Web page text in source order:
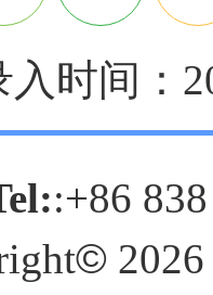
时间：
:+86
© 2026